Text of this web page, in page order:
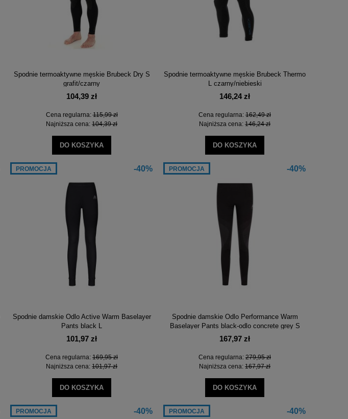
Spodnie termoaktywne męskie Brubeck Dry S
grafit/czarny
104,39 zł
Cena regularna:115,99 zł
Najniższa cena: 104,39 zł
DO KOSZYKA
Spodnie termoaktywne męskie Brubeck Thermo
L czarny/niebieski
146,24 zł
Cena regularna: 162,49 zł
Najniższa cena: 146,24 zł
DO KOSZYKA
-40%
Spodnie damskie Odlo Active Warm Baselayer
Pants black L
101,97 zł
Cena regularna: 169,95 zł
Najniższa cena: 101,97 zł
DO KOSZYKA
PROMOCJA -40%
Spodnie damskie Odlo Performance Warm
Baselayer Pants black-odlo concrete grey S
167,97 zł
Cena regularna: 279,95 zł
Najniższa cena: 167,97 zł
DO KOSZYKA
PROMOCJA
-40%
PROMOCJA -40%
PROMOCJA